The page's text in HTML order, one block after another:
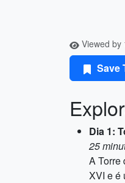
Viewed by
Save
Dia 1:
25
A Torre
XVI e é